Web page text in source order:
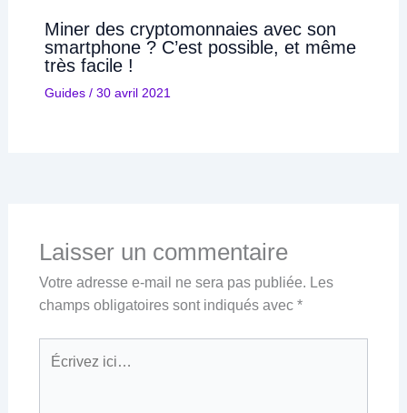
Miner des cryptomonnaies avec son
smartphone ? C’est possible, et même
très facile !
Guides/ 30 avril 2021
Laisser un commentaire
Votre adresse e-mail ne sera pas publiée. Les
champs obligatoires sont indiqués avec *
ici…